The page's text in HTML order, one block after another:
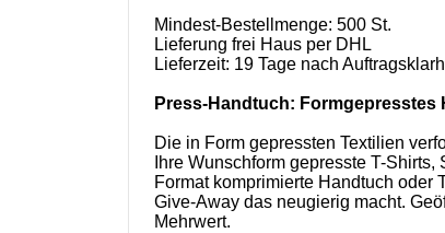
Mindest-Bestellmenge: 500 St.
Lieferung frei Haus per DHL
Lieferzeit: 19 Tage nach
Press-Handtuch: Formgepresstes
Die in Form gepressten Textilien
Ihre Wunschform gepresste T-
Format komprimierte Handtuch oder
Give-Away das neugierig macht.
Mehrwert.